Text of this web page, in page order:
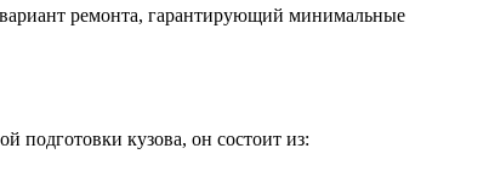
ремонта, гарантирующий минимальные
подготовки кузова, он состоит из: